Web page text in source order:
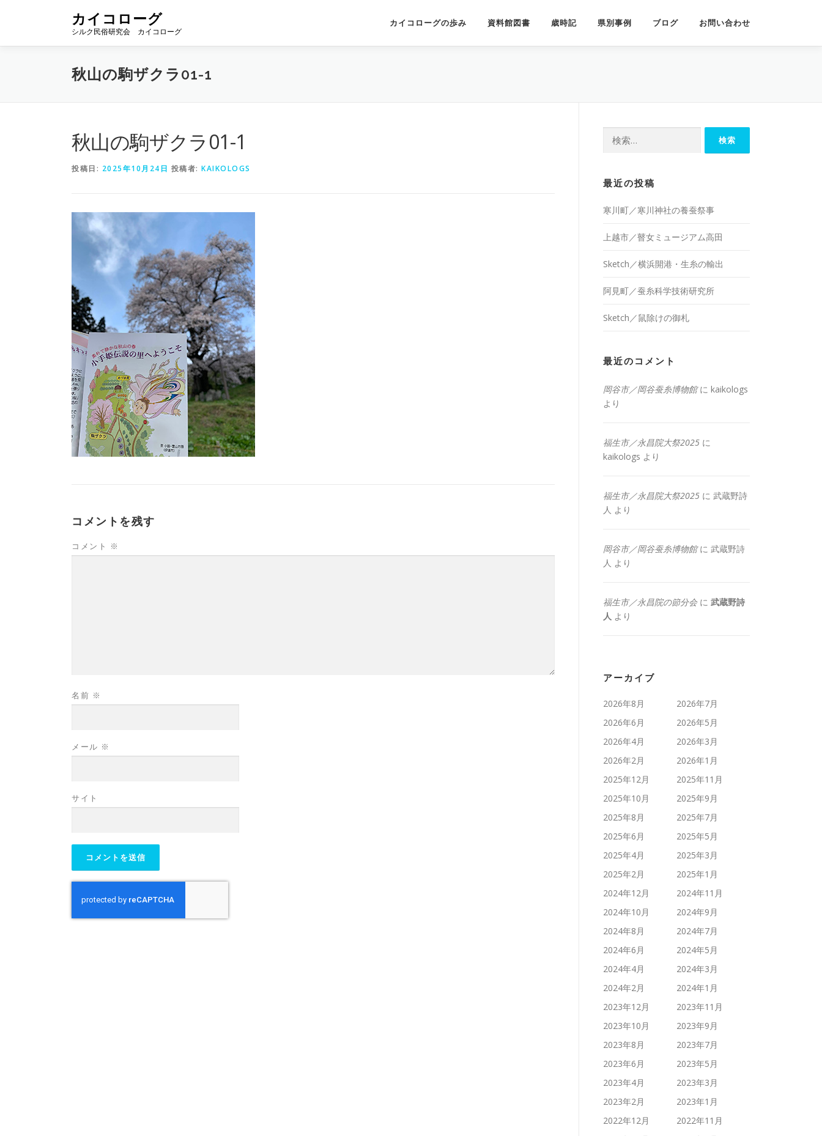
ン
カイコローグ
シルク民俗研究会 カイコローグ
カイコローグの歩み 資料館図書 歳時記 県別事例 ブログ お問い合わせ
秋山の駒ザクラ01-1
秋山の駒ザクラ01-1
投稿日: 2025年10月24日 投稿者: KAIKOLOGS
コメントを残す
コメント ※
名前 ※
メール ※
サイト
最近の投稿
寒川町／寒川神社の養蚕祭事
上越市／瞽女ミュージアム高田
Sketch／横浜開港・生糸の輸出
阿見町／蚕糸科学技術研究所
Sketch／鼠除けの御札
最近のコメント
岡谷市／岡谷蚕糸博物館に kaikologs
より
福生市／永昌院大祭2025 に
kaikologs より
福生市／永昌院大祭2025 に 武蔵野詩
人 より
岡谷市／岡谷蚕糸博物館に 武蔵野詩
人 より
福生市／永昌院の節分会に 武蔵野詩
人 より
アーカイブ
2026年8月
2026年7月
2026年6月
2026年5月
2026年4月
2026年3月
2026年2月
2026年1月
2025年12月
2025年11月
2025年10月
2025年9月
2025年8月
2025年7月
2025年6月
2025年5月
2025年4月
2025年3月
2025年2月
2025年1月
2024年12月
2024年11月
2024年10月
2024年9月
2024年8月
2024年7月
2024年6月
2024年5月
2024年4月
2024年3月
2024年2月
2024年1月
2023年12月
2023年11月
2023年10月
2023年9月
2023年8月
2023年7月
2023年6月
2023年5月
2023年4月
2023年3月
2023年2月
2023年1月
2022年12月
2022年11月